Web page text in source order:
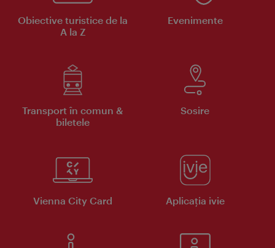
Obiective turistice de la
A la Z
Evenimente
Transport în comun &
biletele
Sosire
Vienna City Card Aplicaţia ivie